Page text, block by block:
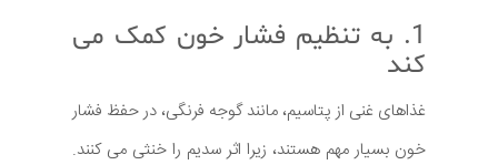
1. به تنظیم فشار خون کمک می
کند
غذاهای غنی از پتاسیم، مانند گوجه فرنگی، در حفظ فشار
خون بسیار مهم هستند، زیرا اثر سدیم را خنثی می کنند.